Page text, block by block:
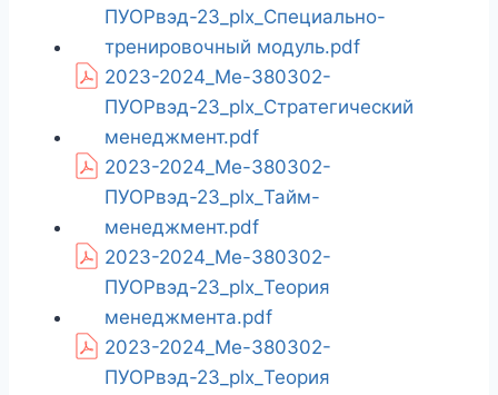
ПУОРвэд-23_plx_Специально-
тренировочный модуль.pdf
2023-2024_Ме-380302-
ПУОРвэд-23_plx_Стратегический
менеджмент.pdf
2023-2024_Ме-380302-
ПУОРвэд-23_plx_Тайм-
менеджмент.pdf
2023-2024_Ме-380302-
ПУОРвэд-23_plx_Теория
менеджмента.pdf
2023-2024_Ме-380302-
ПУОРвэд-23_plx_Теория